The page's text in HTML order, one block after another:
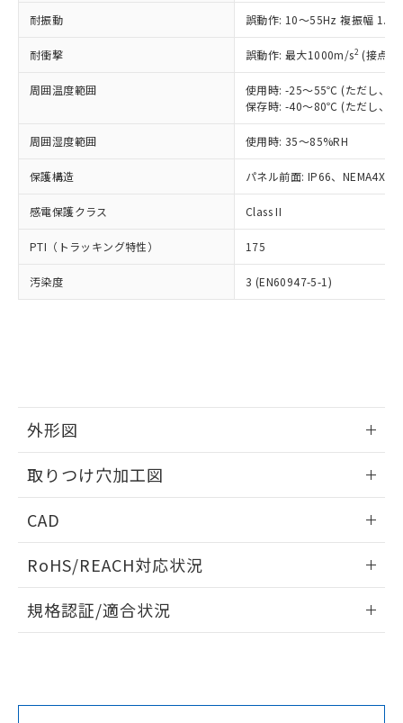
耐振動 誤動作: 10～55Hz 複振幅
耐衝撃 誤動作: 最大1000m/s2 (接点
周囲温度範囲
使用時: -25～55℃ (ただし、氷
保存時: -40～80℃ (ただし、氷
周囲湿度範囲 使用時: 35～85%RH
保護構造 パネル前面: IP66、NEMA4X,
感電保護クラス Class II
PTI（トラッキング特性） 175
汚染度 3 (EN60947-5-1)
外形図
取りつけ穴加工図
CAD
ドすることができます。
ログイン/会員登録
ダウンロードデータをご利用いただく前に、以下を必ずお読
RoHS/REACH対応状況
EU RoHS 注意事項・凡例
規格認証/適合状況
正式な納期状況および標準価格はお客
様のお取引先、またはお客様担当のオ
ムロン制御機器販売店・当社販売員に
オムロン制御機器販売店や当社販売拠
販売ネットワーク
」をご確認
在庫状況および標準価格結果を当社の
示しないようお願いします。
マイパーツ機能（部品リスト作成サー
ビス）をご利用いただくには、I-Web
メンバーズにご登録されている必要が
お客様が当ウェブサイト上で当社にご
登録された部品リストについて、当社
の共同利用に関して"
の「1.共同利
指します。
ルベンジル（BBP） 1000ppm以下、フタル酸ジブチル
（DBP） 1000ppm以下、フタル酸ジイソブチル
但し、RoHS指令で産業用監視および制御機器に対する
フタル酸エステル類の４物質については閾値を超える意
図的な使用がないことを確認しています。
部品在庫の切り替え状況などにより、予定
月が前後することがあります。
※3 非含有証明書ダウンロード
51物質の非含有証明書（当社基準）
※本証明書は発行日時点で非含有を証明す
るもので、過去に遡って非含有を証明する
また、RoHS指令のフタル酸エステル類４
物質の対応では、対応完了までの期間は出
既に当社にて対応品への在庫切替を完了
していることから、特段のことがない限
り、2022年1月12日より割愛しておりま
す。
DBP(フタル酸ジブチル) : 1000ppm、 DIBP(フタル酸ジ
イソブチル) : 1000ppm、 BBP(フタル酸ブチルベンジ
「ｅ」：有害物質（10物質）のすべてが基
準値以下であることを示します。
「10」：通常の使用状況下において有害物
質が外部に漏えいし、環境に深刻な影響を
及ぼさない年数を意味します。
「－」：未確認です。当社販売部門へお問
全に破砕するなど、違法に輸出されな
いよう必要な手段を講じます。
当社は貴社製品を、核兵器、ミサイ
ル、化学兵器、生物兵器またはその他
武器並びにこれらの製造装置等に一切
当社は、貴社製品を第三者に販売する
場合は、上記1、2および3の内容を当
該第三者に通知します。また当社は、
販売先および販売に係わる関係者が違
法に輸出するおそれがある場合は、取
－
在庫なし(最新の在庫状況につ
いては、お客様のお取引先、ま
たはお客様担当のオムロン制御
機器販売店・当社販売員にご確
空
受注生産機種、また在庫状況の
情報を公開していない機種